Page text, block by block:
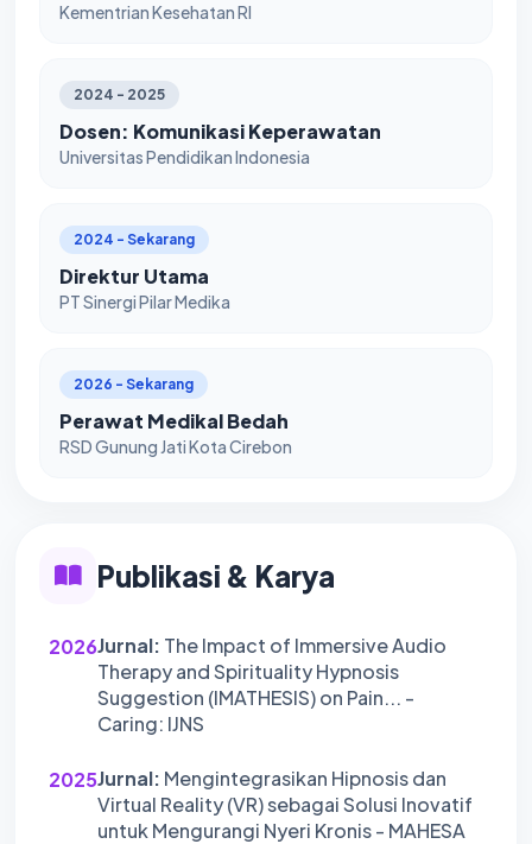
Kementrian Kesehatan RI
2024 - 2025
Dosen: Komunikasi Keperawatan
Universitas Pendidikan Indonesia
2024 - Sekarang
Direktur Utama
PT Sinergi Pilar Medika
2026 - Sekarang
Perawat Medikal Bedah
RSD Gunung Jati Kota Cirebon
Publikasi & Karya
2026Jurnal: The Impact of Immersive Audio
Therapy and Spirituality Hypnosis
Suggestion (IMATHESIS) on Pain... -
Caring: IJNS
2025Jurnal: Mengintegrasikan Hipnosis dan
Virtual Reality (VR) sebagai Solusi Inovatif
untuk Mengurangi Nyeri Kronis - MAHESA